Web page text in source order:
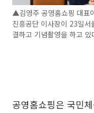
▲김영주 공영홈쇼핑 대표
진흥공단 이사장이 23일서
결하고 기념촬영을 하고
공영홈쇼핑은 국민